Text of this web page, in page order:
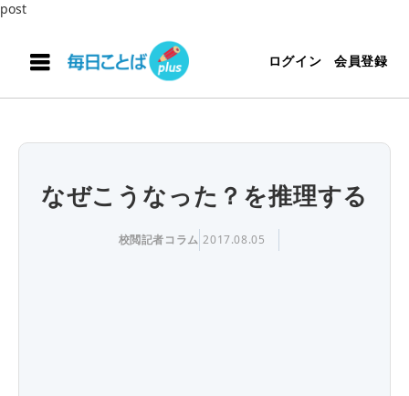
post
ログイン 会員登録
なぜこうなった？を推理する
校閲記者コラム 2017.08.05